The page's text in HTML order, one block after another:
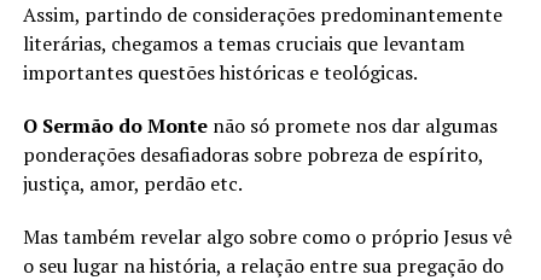
Assim, partindo de considerações predominantemente
literárias, chegamos a temas cruciais que levantam
importantes questões históricas e teológicas.
O Sermão do Montenão só promete nos dar algumas
ponderações desafiadoras sobre pobreza de espírito,
justiça, amor, perdão etc.
Mas também revelar algo sobre como o próprio Jesus vê
o seu lugar na história, a relação entre sua pregação do